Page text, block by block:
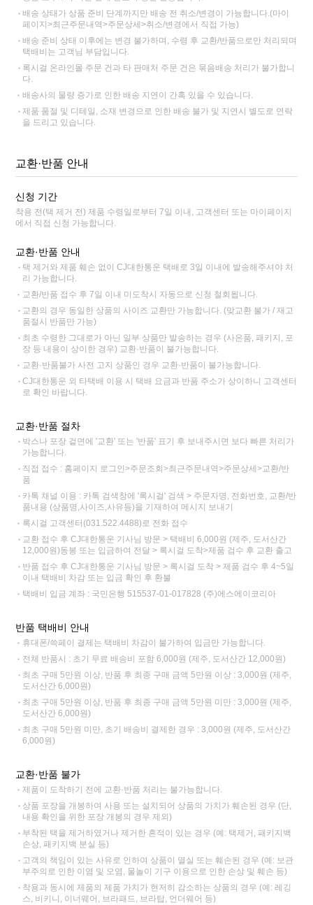
배송 상태가 상품 준비 단계까지만 배송 전 취소/변경이 가능합니다.(마이
페이지>최근주문내역>주문상세>취소/변경에서 직접 가능)
배송 준비 상태 이후에는 변경 불가하며, 수령 후 교환/반품으로만 처리되며
택배비는 고객님 부담입니다.
록시걸 온라인몰 주문 건과 타 판매처 주문 건은 묶음배송 처리가 불가합니
다.
배송사의 물량 증가로 인한 배송 지연이 간혹 있을 수 있습니다.
제품 품절 및 디테일, 소재 변경으로 인한 배송 불가 및 지연시 별도로 연락
을 드리고 있습니다.
교환·반품 안내
신청 기간
착용 전(택 제거 전) 제품 수령일로부터 7일 이내, 고객센터 또는 마이페이지
에서 직접 신청 가능합니다.
교환·반품 안내
택 제거와 제품 훼손 없이 CJ대한통운 택배로 3일 이내에 발송해주셔야 처
리 가능합니다.
교환/반품 접수 후 7일 이내 미도착시 자동으로 신청 철회됩니다.
교환의 경우 동일한 상품의 사이즈 교환만 가능합니다. (맞교환 불가 / 재고
품절시 반품만 가능)
최초 수령한 그대로가 아닌 일부 상품만 발송하는 경우 (사은품, 패키지, 포
장 등 내용이 상이한 경우) 교환·반품이 불가능합니다.
교환·반품불가 사전 고지 상품인 경우 교환·반품이 불가능합니다.
CJ대한통운 외 타택배 이용 시 택배 요금과 반품 주소가 상이하니 고객센터
로 확인 바랍니다.
교환·반품 절차
박스나 포장 겉면에 '교환' 또는 '반품' 표기 후 보내주시면 보다 빠른 처리가
가능합니다.
직접 접수 : 홈페이지 로그인>주문조회>최근주문내역>주문상세>교환/반
품
카톡 채널 이용 : 카톡 검색창에 '록시걸' 검색 > 주문자명, 전화번호, 교환/반
품내용 (상품명,사이즈,사유등)을 기재하여 메시지 보내기
록시걸 고객센터(031.522.4488)로 전화 접수
교환 접수 후 CJ대한통운 기사님 방문 > 택배비 6,000원 (제주, 도서산간
12,000원)동봉 또는 입금하여 전달 > 록시걸 도착>제품 검수 후 교환 출고
반품 접수 후 CJ대한통운 기사님 방문 > 록시걸 도착 > 제품 검수 후 4~5일
이내 택배비 차감 또는 입금 확인 후 환불
택배비 입금 계좌 : 국민은행 515537-01-017828 (주)에스에이코리아
반품 택배비 안내
휴대폰/쓱페이 결제는 택배비 차감이 불가하여 입금만 가능합니다.
전체 반품시 : 초기 무료 배송비 포함 6,000원 (제주, 도서산간 12,000원)
최초 구매 5만원 이상, 반품 후 최종 구매 금액 5만원 이상 : 3,000원 (제주,
도서산간 6,000원)
최초 구매 5만원 이상, 반품 후 최종 구매 금액 5만원 미만 : 3,000원 (제주,
도서산간 6,000원)
최초 구매 5만원 미만, 초기 배송비 결제한 경우 : 3,000원 (제주, 도서산간
6,000원)
교환·반품 불가
제품이 도착하기 전에 교환·반품 처리는 불가능합니다.
상품 포장을 개봉하여 사용 또는 설치되어 상품의 가치가 훼손된 경우 (단,
내용 확인을 위한 포장 개봉의 경우 제외)
부착된 택을 제거하였거나 제거한 흔적이 있는 경우 (예: 택제거, 패키지백
손상, 패키지백 분실 등)
고객의 책임이 있는 사유로 인하여 상품이 멸실 또는 훼손된 경우 (예: 보관
부주의로 인한 이염 및 오염, 물놀이 기구 이용으로 인한 손상 및 훼손 등)
착용과 동시에 제품의 제품 가치가 현저히 감소하는 상품의 경우 (예: 레깅
스, 비키니, 이너웨어, 브라패드, 브라탑, 언더웨어 등)